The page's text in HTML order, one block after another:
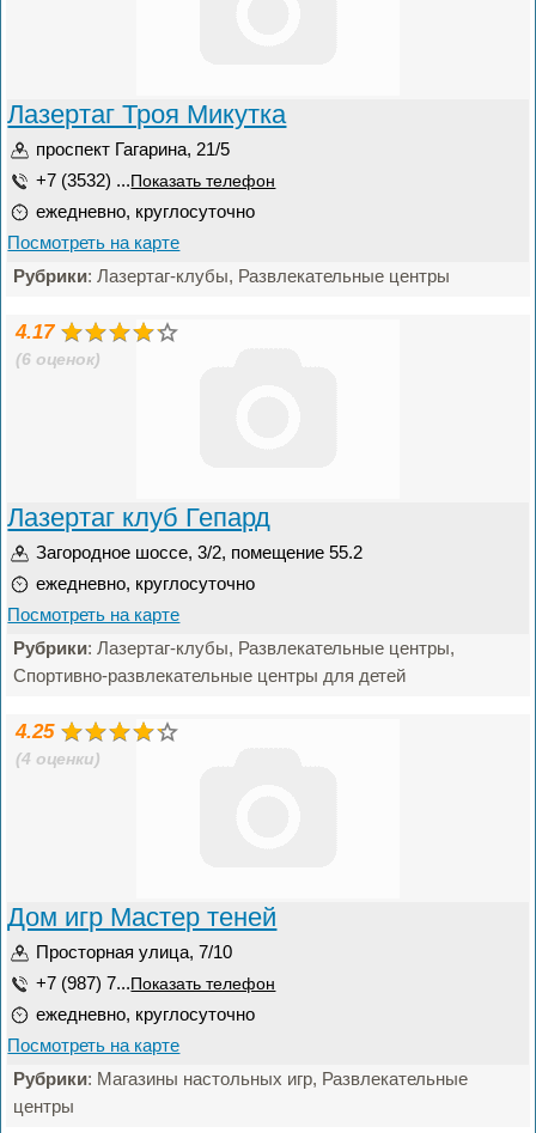
Лазертаг Троя Микутка
проспект Гагарина, 21/5
+7 (3532) ... Показать телефон
ежедневно, круглосуточно
Посмотреть на карте
Рубрики: Лазертаг-клубы, Развлекательные центры
4.17
(6 оценок)
Лазертаг клуб Гепард
Загородное шоссе, 3/2, помещение 55.2
ежедневно, круглосуточно
Посмотреть на карте
Рубрики: Лазертаг-клубы, Развлекательные центры,
Спортивно-развлекательные центры для детей
4.25
(4 оценки)
Дом игр Мастер теней
Просторная улица, 7/10
+7 (987) 7... Показать телефон
ежедневно, круглосуточно
Посмотреть на карте
Рубрики: Магазины настольных игр, Развлекательные
центры